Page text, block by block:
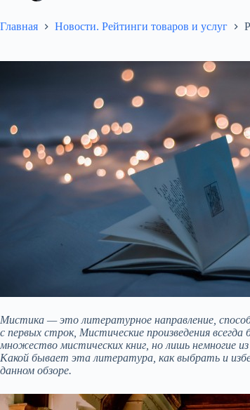
Главная Новости. Рейтинги товаров и услуг
Мистика — это литературное направление,
с первых строк, Мистические произведения
множество мистических книг, но лишь немногие
Какой бывает эта литература, как выбрать и
данном обзоре.